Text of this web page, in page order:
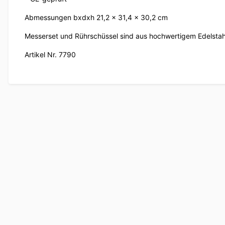
Abmessungen bxdxh 21,2 x 31,4 x 30,2 cm
Messerset und Rührschüssel sind aus hochwertigem
Artikel Nr. 7790